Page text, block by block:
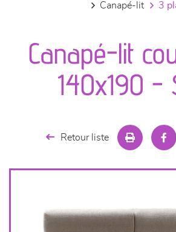
séjours
meubles de complément
canapé-lit
3
Canapé-lit
140x190 -
Retour liste